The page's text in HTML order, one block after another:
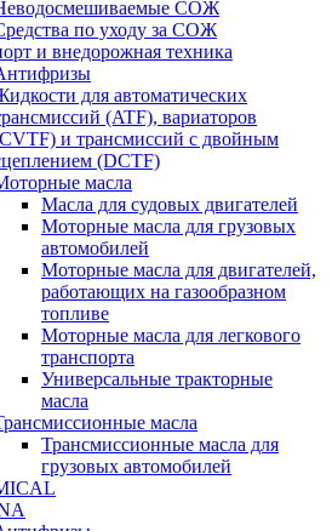
СОЖ
по уходу за СОЖ
и внедорожная техника
для автоматических
(ATF), вариаторов
и трансмиссий с двойным
(DCTF)
масла
Масла для судовых двигателей
Моторные масла для грузовых
автомобилей
Моторные масла для двигателей,
работающих на газообразном
топливе
Моторные масла для легкового
транспорта
Универсальные тракторные
масла
масла
Трансмиссионные масла для
грузовых автомобилей